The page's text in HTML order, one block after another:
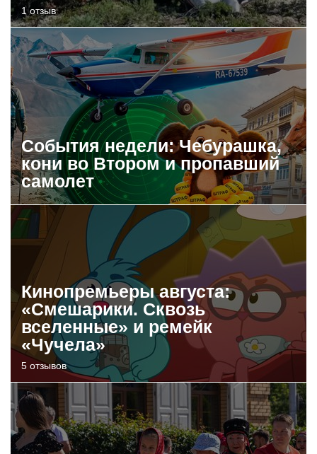
1 отзыв
События недели: Чебурашка,
кони во Втором и пропавший
самолет
Кинопремьеры августа:
«Смешарики. Сквозь
вселенные» и ремейк
«Чучела»
5 отзывов